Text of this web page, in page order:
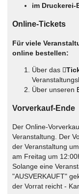
im Druckerei-
Online-Tickets
Für viele
online bestellen:
Über das
Über unseren
Vorverkauf-Ende
Der Online-
Veranstaltung. Der
der Veranstaltung
am Freitag um
Solange eine
"AUSVERKAUFT"
der Vorrat reicht -